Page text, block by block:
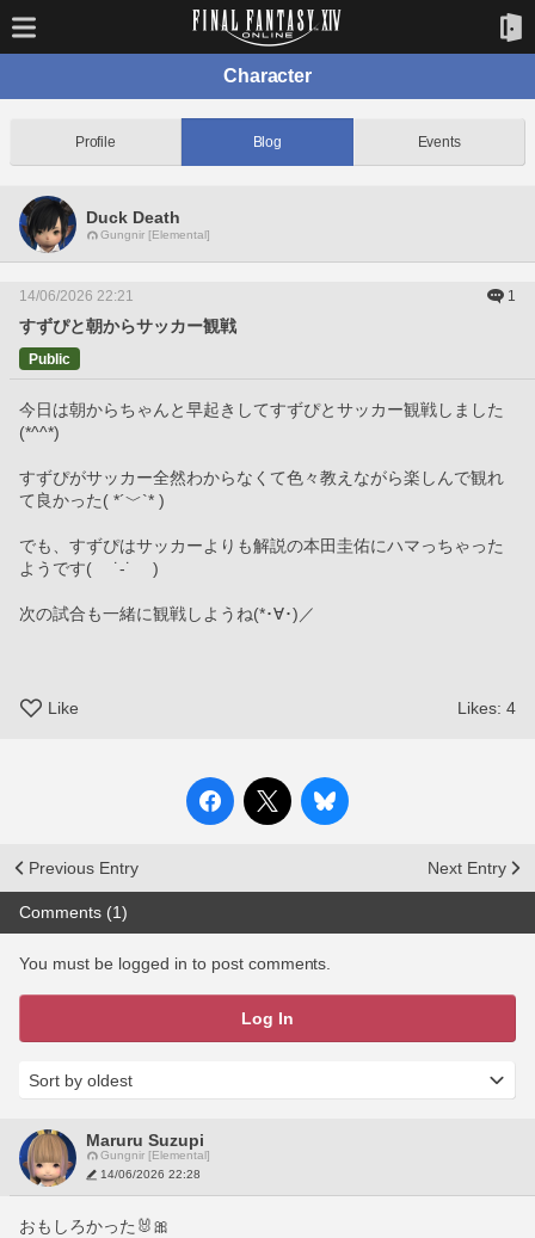
Character
Profile Blog Events
Duck Death
Gungnir [Elemental]
14/06/2026 22:21 1
すずぴと朝からサッカー観戦
Public
今日は朝からちゃんと早起きしてすずぴとサッカー観戦しました
(*^^*)
すずぴがサッカー全然わからなくて色々教えながら楽しんで観れ
て良かった( *´﹀`* )
でも、すずぴはサッカーよりも解説の本田圭佑にハマっちゃった
ようです( 　˙-˙　 )
次の試合も一緒に観戦しようね(*･∀･)／
Like Likes: 4
Previous Entry Next Entry
Comments (1)
You must be logged in to post comments.
Log In
Maruru Suzupi
Gungnir [Elemental]
14/06/2026 22:28
おもしろかった🐰🎀